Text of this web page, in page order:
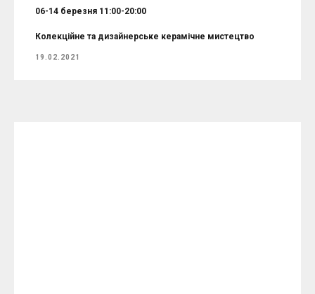
06-14 березня 11:00-20:00
Колекційне та дизайнерське керамічне мистецтво
19.02.2021